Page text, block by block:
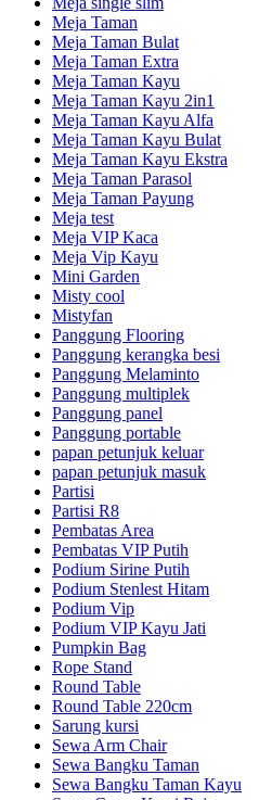
Meja Taman
Meja Taman Bulat
Meja Taman Extra
Meja Taman Kayu
Meja Taman Kayu 2in1
Meja Taman Kayu Alfa
Meja Taman Kayu Bulat
Meja Taman Kayu Ekstra
Meja Taman Parasol
Meja Taman Payung
Meja test
Meja VIP Kaca
Meja Vip Kayu
Mini Garden
Misty cool
Mistyfan
Panggung Flooring
Panggung kerangka besi
Panggung Melaminto
Panggung multiplek
Panggung panel
Panggung portable
papan petunjuk keluar
papan petunjuk masuk
Partisi
Partisi R8
Pembatas Area
Pembatas VIP Putih
Podium Sirine Putih
Podium Stenlest Hitam
Podium Vip
Podium VIP Kayu Jati
Pumpkin Bag
Rope Stand
Round Table
Round Table 220cm
Sarung kursi
Sewa Arm Chair
Sewa Bangku Taman
Sewa Bangku Taman Kayu